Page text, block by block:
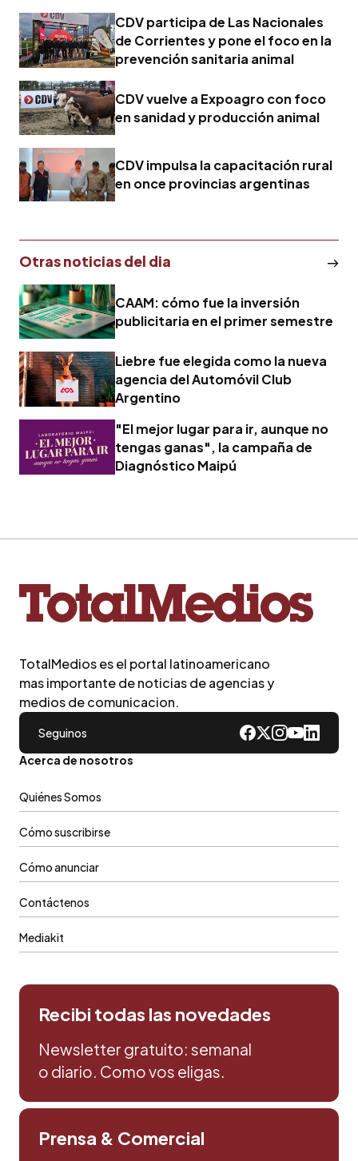
CDV participa de Las Nacionales
de Corrientes y pone el foco en la
prevención sanitaria animal
CDV vuelve a Expoagro con foco
en sanidad y producción animal
CDV impulsa la capacitación rural
en once provincias argentinas
Otras noticias del dia
CAAM: cómo fue la inversión
publicitaria en el primer semestre
Liebre fue elegida como la nueva
agencia del Automóvil Club
Argentino
"El mejor lugar para ir, aunque no
tengas ganas", la campaña de
Diagnóstico Maipú
TotalMedios es el portal latinoamericano
mas importante de noticias de agencias y
medios de comunicacion.
Seguinos
Acerca de nosotros
Quiénes Somos
Cómo suscribirse
Cómo anunciar
Contáctenos
Mediakit
Recibi todas las novedades
Newsletter gratuito: semanal
o diario. Como vos eligas.
Prensa & Comercial